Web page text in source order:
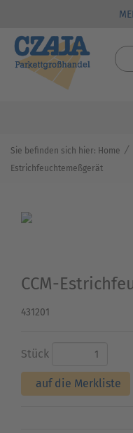
Sie befinden sich hier: Home ⁄
Estrichfeuchtemeßgerät
CCM-
431201
Stück
auf die Merkliste